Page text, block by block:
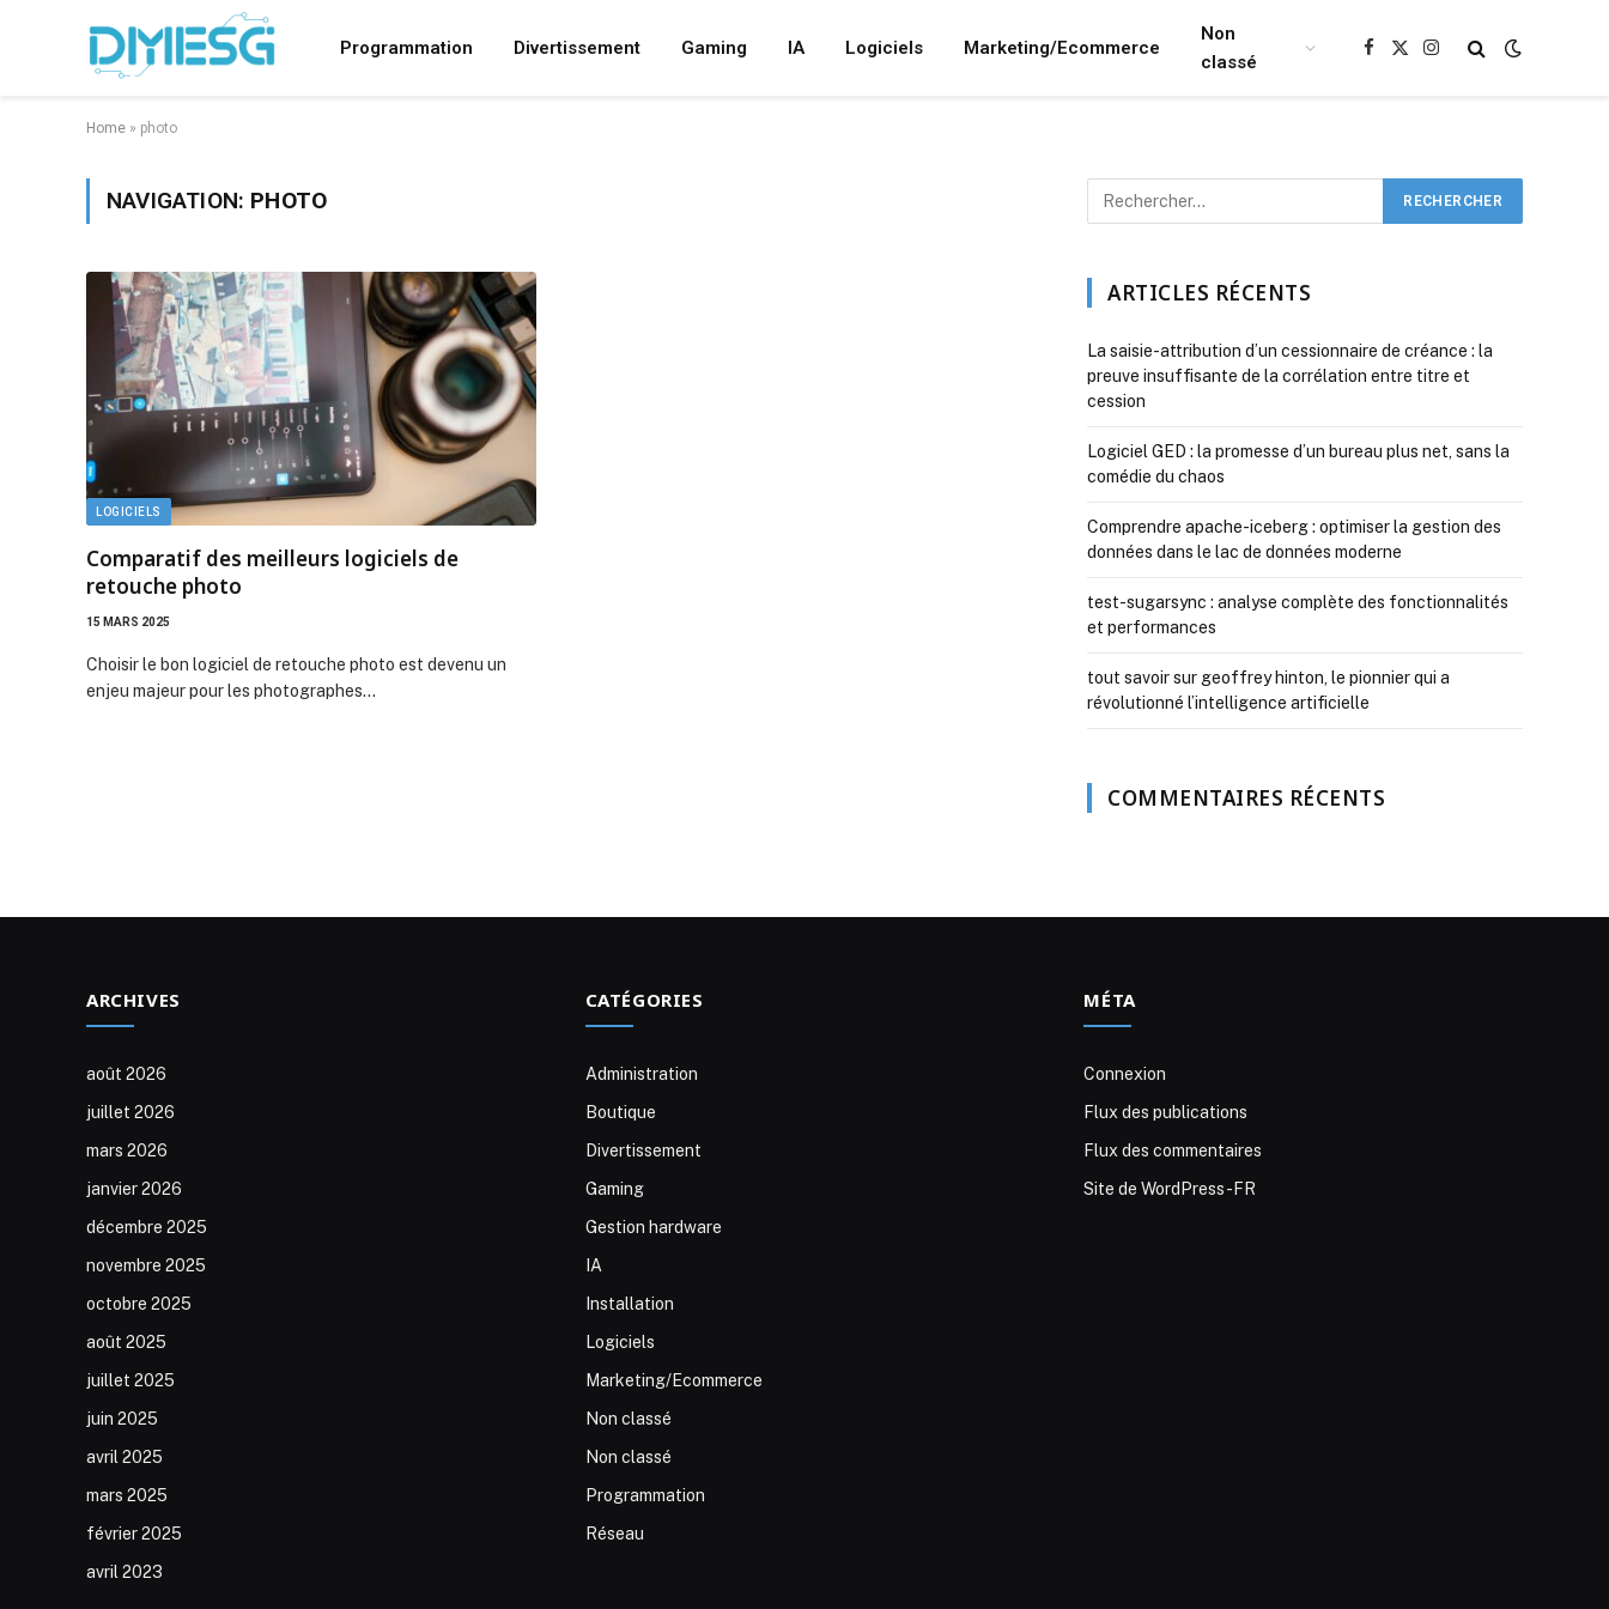
Programmation Divertissement Gaming IA Logiciels Marketing/Ecommerce
Non
classé
Facebook
X
Instagram
Home » photo
NAVIGATION: PHOTO
LOGICIELS
Comparatif des meilleurs logiciels de
retouche photo
15 MARS 2025
Choisir le bon logiciel de retouche photo est devenu un
enjeu majeur pour les photographes…
ARTICLES RÉCENTS
La saisie-attribution d’un cessionnaire de créance : la
preuve insuffisante de la corrélation entre titre et
cession
Logiciel GED : la promesse d’un bureau plus net, sans la
comédie du chaos
Comprendre apache-iceberg : optimiser la gestion des
données dans le lac de données moderne
test-sugarsync : analyse complète des fonctionnalités
et performances
tout savoir sur geoffrey hinton, le pionnier qui a
révolutionné l’intelligence artificielle
COMMENTAIRES RÉCENTS
ARCHIVES
août 2026
juillet 2026
mars 2026
janvier 2026
décembre 2025
novembre 2025
octobre 2025
août 2025
juillet 2025
juin 2025
avril 2025
mars 2025
février 2025
avril 2023
CATÉGORIES
Administration
Boutique
Divertissement
Gaming
Gestion hardware
IA
Installation
Logiciels
Marketing/Ecommerce
Non classé
Non classé
Programmation
Réseau
MÉTA
Connexion
Flux des publications
Flux des commentaires
Site de WordPress-FR